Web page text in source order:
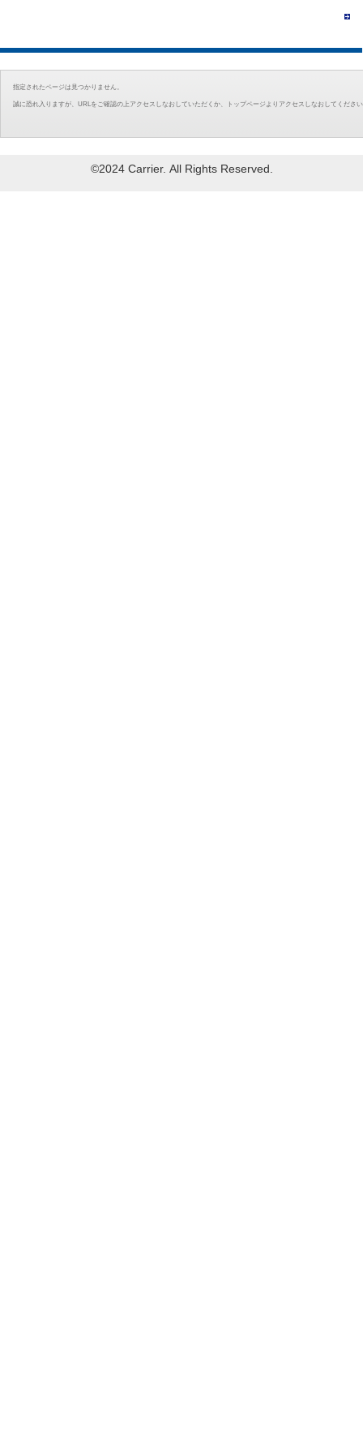
指定されたページは見つかりません。
誠に恐れ入りますが、URLをご確認の上アクセスしなおしていただくか、トップページよりアクセスしなおしてくださ
©2024 Carrier. All Rights Reserved.